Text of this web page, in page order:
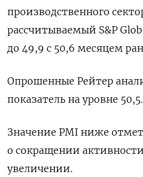
производственного
рассчитываемый S&P
до 49,9 с 50,6 месяцем
Опрошенные Рейтер
показатель на уровне 50,5.
Значение PMI ниже
о сокращении
увеличении.